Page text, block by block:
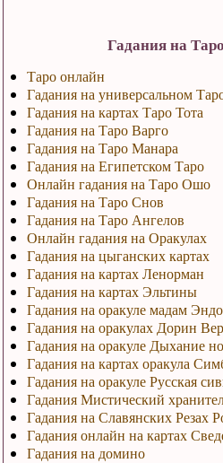
Гадания на
Таро онлайн
Гадания на универсальном
Гадания на картах Таро Тота
Гадания на Таро Варго
Гадания на Таро Манара
Гадания на Египетском Таро
Онлайн гадания на Таро Ошо
Гадания на Таро Снов
Гадания на Таро Ангелов
Онлайн гадания на Оракулах
Гадания на цыганских картах
Гадания на картах Ленорман
Гадания на картах Эльтины
Гадания на оракуле мадам
Гадания на оракулах Дорин
Гадания на оракуле Дыхание
Гадания на картах оракула
Гадания на оракуле Русская
Гадания Мистический
Гадания на Славянских Резах
Гадания онлайн на картах
Гадания на домино